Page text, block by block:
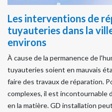
Les interventions de
tuyauteries dans la
environs
À cause de la permanence de
tuyauteries soient en mauvais
faire des travaux de réparation.
complexes, il est incontournable
en la matière. GD installation